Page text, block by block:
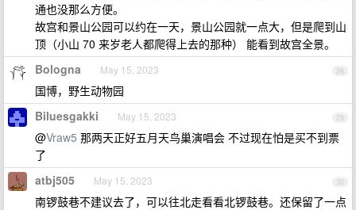
通也没那么方便。
故宫和景山公园可以约在一天，景山公园就一点大，但是爬到山
顶（小山 70 来岁老人都爬得上去的那种） 能看到故宫全景。
28
Bologna May 15, 2023
国博，野生动物园
29
Biluesgakki May 15, 2023
@Vraw5 那两天正好五月天鸟巢演唱会 不过现在怕是买不到票
了
30
atbj505 May 15, 2023
南锣鼓巷不建议去了，可以往北走看看北锣鼓巷。还保留了一点